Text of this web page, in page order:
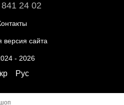
24 02
версия сайта
- 2026
Рус